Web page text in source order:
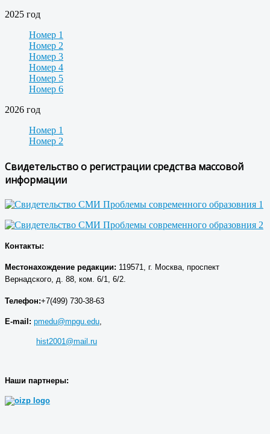
2025 год
Номер 1
Номер 2
Номер 3
Номер 4
Номер 5
Номер 6
2026 год
Номер 1
Номер 2
Свидетельство о регистрации средства массовой
информации
Контакты:
Местонахождение редакции: 119571, г. Москва, проспект
Вернадского, д. 88, ком. 6/1, 6/2.
Телефон:+7(499) 730-38-63
E-mail: pmedu@mpgu.edu
hist2001@mail.ru
Наши партнеры: